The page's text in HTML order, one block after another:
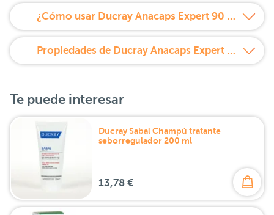
¿Cómo usar Ducray Anacaps Expert 90 cápsulas?
Propiedades de Ducray Anacaps Expert 90 cápsulas
Te puede interesar
Ducray Sabal Champú tratante
seborregulador 200 ml
13,78 €